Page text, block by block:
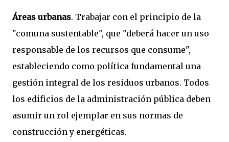
Áreas urbanas. Trabajar con el principio de la
"comuna sustentable", que "deberá hacer un uso
responsable de los recursos que consume",
estableciendo como política fundamental una
gestión integral de los residuos urbanos. Todos
los edificios de la administración pública deben
asumir un rol ejemplar en sus normas de
construcción y energéticas.